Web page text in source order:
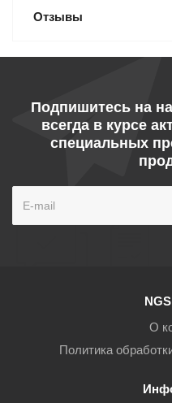
Отзывы
Подпишитесь на
всегда в курсе
специальных
О
Политика